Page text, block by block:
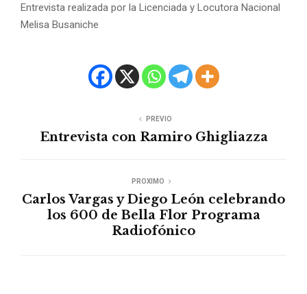
Entrevista realizada por la Licenciada y Locutora Nacional
Melisa Busaniche
PREVIO
Entrevista con Ramiro Ghigliazza
PROXIMO
Carlos Vargas y Diego León celebrando
los 600 de Bella Flor Programa
Radiofónico